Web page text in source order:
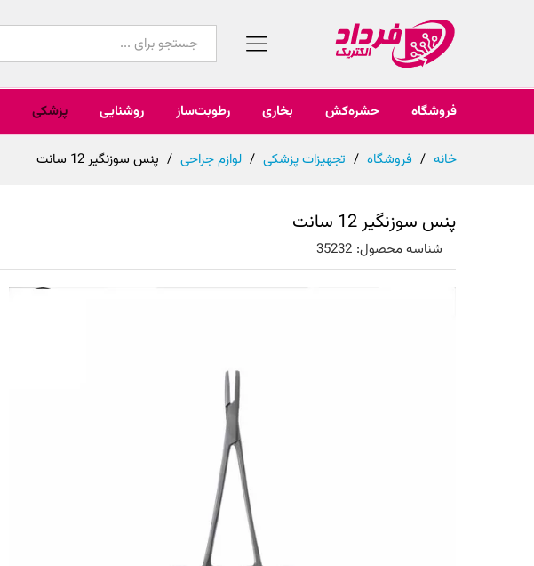
همه محصولات
فروشگاه حشره‌کش بخاری رطوبت‌ساز روشنایی پزشکی
خانه / فروشگاه / تجهیزات پزشکی / لوازم جراحی / پنس سوزنگیر 12 سانت
پنس سوزنگیر 12 سانت
شناسه محصول: 35232